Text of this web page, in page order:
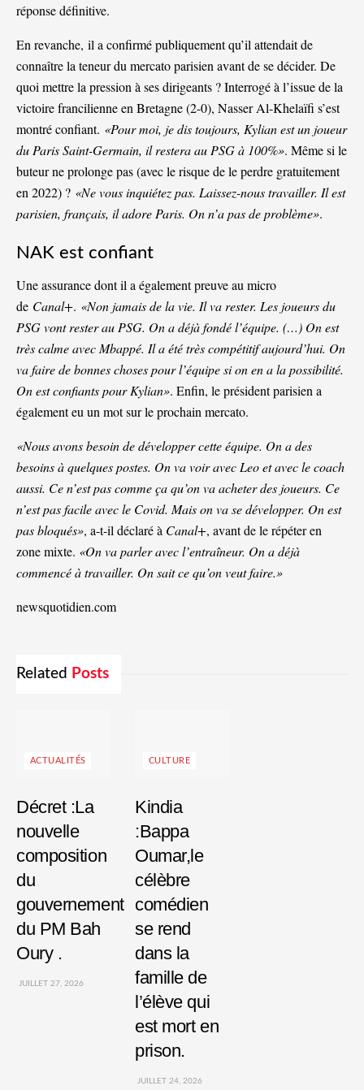
réponse définitive.
En revanche, il a confirmé publiquement qu’il attendait de
connaître la teneur du mercato parisien avant de se décider. De
quoi mettre la pression à ses dirigeants ? Interrogé à l’issue de la
victoire francilienne en Bretagne (2-0), Nasser Al-Khelaïfi s’est
montré confiant. «Pour moi, je dis toujours, Kylian est un joueur
du Paris Saint-Germain, il restera au PSG à 100%». Même si le
buteur ne prolonge pas (avec le risque de le perdre gratuitement
en 2022) ? «Ne vous inquiétez pas. Laissez-nous travailler. Il est
parisien, français, il adore Paris. On n’a pas de problème».
NAK est confiant
Une assurance dont il a également preuve au micro
de Canal+. «Non jamais de la vie. Il va rester. Les joueurs du
PSG vont rester au PSG. On a déjà fondé l’équipe. (…) On est
très calme avec Mbappé. Il a été très compétitif aujourd’hui. On
va faire de bonnes choses pour l’équipe si on en a la possibilité.
On est confiants pour Kylian». Enfin, le président parisien a
également eu un mot sur le prochain mercato.
«Nous avons besoin de développer cette équipe. On a des
besoins à quelques postes. On va voir avec Leo et avec le coach
aussi. Ce n’est pas comme ça qu’on va acheter des joueurs. Ce
n’est pas facile avec le Covid. Mais on va se développer. On est
pas bloqués», a-t-il déclaré à Canal+, avant de le répéter en
zone mixte. «On va parler avec l’entraîneur. On a déjà
commencé à travailler. On sait ce qu’on veut faire.»
newsquotidien.com
Related Posts
ACTUALITÉS
Décret :La
nouvelle
composition
du
gouvernement
du PM Bah
Oury .
JUILLET 27, 2026
CULTURE
Kindia
:Bappa
Oumar,le
célèbre
comédien
se rend
dans la
famille de
l’élève qui
est mort en
prison.
JUILLET 24, 2026